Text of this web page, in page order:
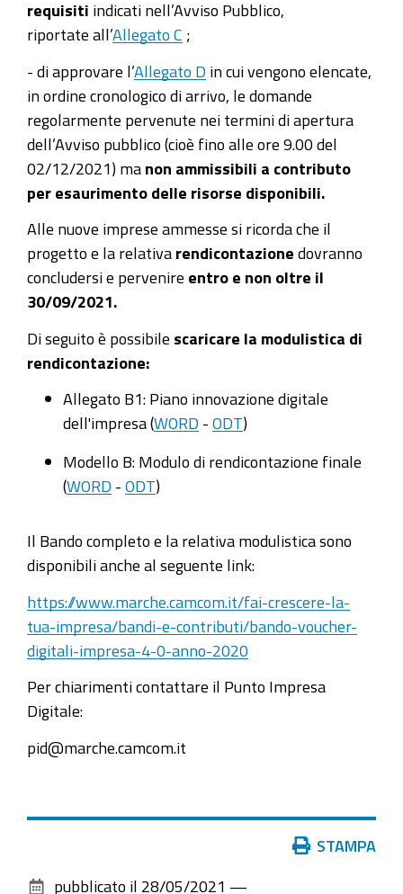
requisiti indicati nell’Avviso Pubblico,
riportate all’Allegato C ;
- di approvare l’Allegato D in cui vengono elencate
in ordine cronologico di arrivo, le domande
regolarmente pervenute nei termini di apertura
dell’Avviso pubblico (cioè fino alle ore 9.00 del
02/12/2021) ma non ammissibili a contributo
per esaurimento delle risorse disponibili.
Alle nuove imprese ammesse si ricorda che il
progetto e la relativa rendicontazione dovranno
concludersi e pervenire entro e non oltre il
30/09/2021.
Di seguito è possibile scaricare la modulistica di
rendicontazione:
Allegato B1: Piano innovazione digitale
dell'impresa (WORD - ODT)
Modello B: Modulo di rendicontazione finale
(WORD - ODT)
Il Bando completo e la relativa modulistica sono
disponibili anche al seguente link:
https://www.marche.camcom.it/fai-crescere-la-
tua-impresa/bandi-e-contributi/bando-voucher-
digitali-impresa-4-0-anno-2020
Per chiarimenti contattare il Punto Impresa
Digitale:
pid@marche.camcom.it
STAMPA
pubblicato il 28/05/2021 —